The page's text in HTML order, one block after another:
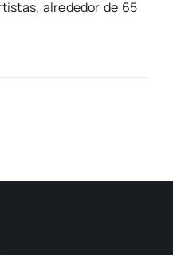
alre­de­dor de 65